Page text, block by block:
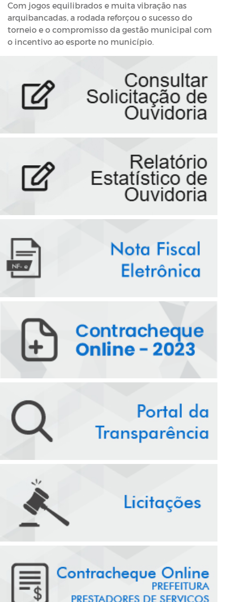
Com jogos equilibrados e muita vibração nas
arquibancadas, a rodada reforçou o sucesso do
torneio e o compromisso da gestão municipal com
o incentivo ao esporte no município.